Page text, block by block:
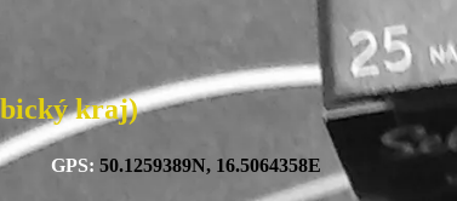
kraj)
GPS: 50.1259389N, 16.5064358E